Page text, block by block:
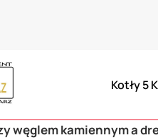
Kotły 5
węglem kamiennym a